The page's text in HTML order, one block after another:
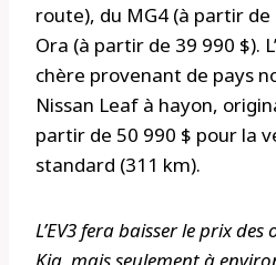
route), du MG4 (à partir de
Ora (à partir de 39 990 $).
chère provenant de pays
Nissan Leaf à hayon,
partir de 50 990 $ pour la
standard (311 km).
L’EV3 fera baisser le prix